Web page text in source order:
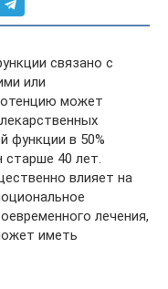
связано с
или
может
функции в 50%
старше 40 лет.
влияет на
лечения,
иметь